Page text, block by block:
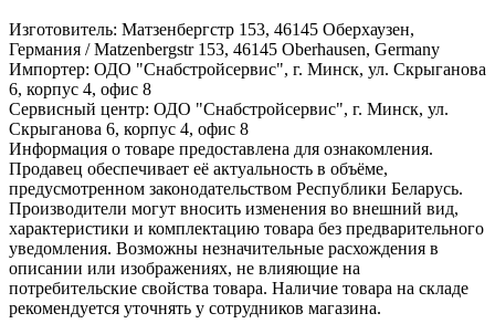
Изготовитель: Матзенбергстр 153, 46145 Оберхаузен,
Германия / Matzenbergstr 153, 46145 Oberhausen, Germany
Импортер: ОДО "Снабстройсервис", г. Минск, ул. Скрыганова
6, корпус 4, офис 8
Сервисный центр: ОДО "Снабстройсервис", г. Минск, ул.
Скрыганова 6, корпус 4, офис 8
Информация о товаре предоставлена для ознакомления.
Продавец обеспечивает её актуальность в объёме,
предусмотренном законодательством Республики Беларусь.
Производители могут вносить изменения во внешний вид,
характеристики и комплектацию товара без предварительного
уведомления. Возможны незначительные расхождения в
описании или изображениях, не влияющие на
потребительские свойства товара. Наличие товара на складе
рекомендуется уточнять у сотрудников магазина.